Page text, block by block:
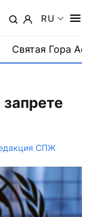
RU
Святая Гора
СПЖ